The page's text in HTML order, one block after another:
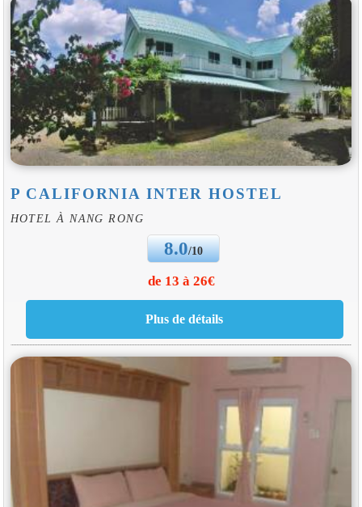
P CALIFORNIA INTER HOSTEL
HOTEL À NANG RONG
8.0/10
de 13 à 26€